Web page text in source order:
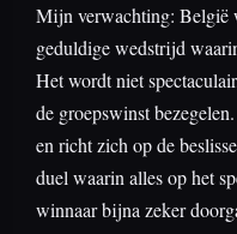
Mijn verwachting: België
geduldige wedstrijd
Het wordt niet
de groepswinst
en richt zich op de
duel waarin alles op het
winnaar bijna zeker